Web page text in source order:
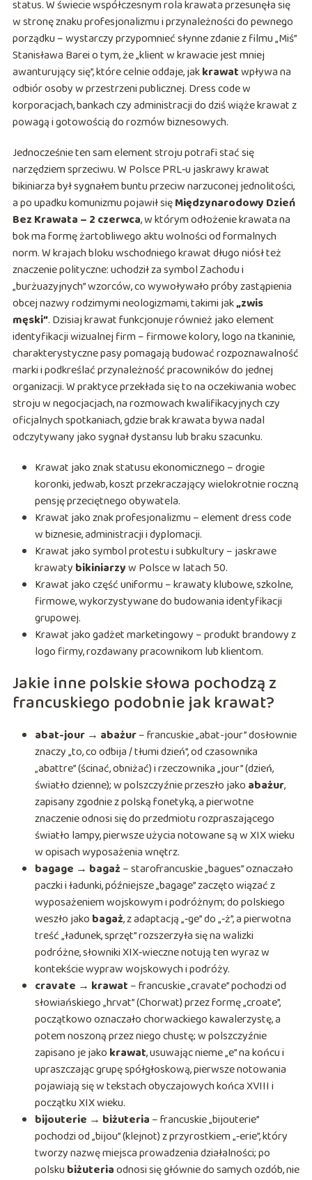
status. W świecie współczesnym rola krawata przesunęła się
w stronę znaku profesjonalizmu i przynależności do pewnego
porządku – wystarczy przypomnieć słynne zdanie z filmu „Miś”
Stanisława Barei o tym, że „klient w krawacie jest mniej
awanturujący się”, które celnie oddaje, jakkrawatwpływa na
odbiór osoby w przestrzeni publicznej. Dress code w
korporacjach, bankach czy administracji do dziś wiąże krawat z
powagą i gotowością do rozmów biznesowych.
Jednocześnie ten sam element stroju potrafi stać się
narzędziem sprzeciwu. W Polsce PRL‑u jaskrawy krawat
bikiniarza był sygnałem buntu przeciw narzuconej jednolitości,
a po upadku komunizmu pojawił sięMiędzynarodowy Dzień
Bez Krawata – 2 czerwca, w którym odłożenie krawata na
bok ma formę żartobliwego aktu wolności od formalnych
norm. W krajach bloku wschodniego krawat długo niósł też
znaczenie polityczne: uchodził za symbol Zachodu i
„burżuazyjnych” wzorców, co wywoływało próby zastąpienia
obcej nazwy rodzimymi neologizmami, takimi jak„zwis
męski”. Dzisiaj krawat funkcjonuje również jako element
identyfikacji wizualnej firm – firmowe kolory, logo na tkaninie,
charakterystyczne pasy pomagają budować rozpoznawalność
marki i podkreślać przynależność pracowników do jednej
organizacji. W praktyce przekłada się to na oczekiwania wobec
stroju w negocjacjach, na rozmowach kwalifikacyjnych czy
oficjalnych spotkaniach, gdzie brak krawata bywa nadal
odczytywany jako sygnał dystansu lub braku szacunku.
Krawat jako znak statusu ekonomicznego – drogie
koronki, jedwab, koszt przekraczający wielokrotnie roczną
pensję przeciętnego obywatela.
Krawat jako znak profesjonalizmu – element dress code
w biznesie, administracji i dyplomacji.
Krawat jako symbol protestu i subkultury – jaskrawe
krawaty bikiniarzyw Polsce w latach 50.
Krawat jako część uniformu – krawaty klubowe, szkolne,
firmowe, wykorzystywane do budowania identyfikacji
grupowej.
Krawat jako gadżet marketingowy – produkt brandowy z
logo firmy, rozdawany pracownikom lub klientom.
Jakie inne polskie słowa pochodzą z
francuskiego podobnie jak krawat?
abat-jour → abażur– francuskie „abat-jour” dosłownie
znaczy „to, co odbija / tłumi dzień”, od czasownika
„abattre” (ścinać, obniżać) i rzeczownika „jour” (dzień,
światło dzienne); w polszczyźnie przeszło jako abażur,
zapisany zgodnie z polską fonetyką, a pierwotne
znaczenie odnosi się do przedmiotu rozpraszającego
światło lampy, pierwsze użycia notowane są w XIX wieku
w opisach wyposażenia wnętrz.
bagage → bagaż – starofrancuskie „bagues” oznaczało
paczki i ładunki, późniejsze „bagage” zaczęto wiązać z
wyposażeniem wojskowym i podróżnym; do polskiego
weszło jako bagaż, z adaptacją „‑ge” do „‑ż”, a pierwotna
treść „ładunek, sprzęt” rozszerzyła się na walizki
podróżne, słowniki XIX‑wieczne notują ten wyraz w
kontekście wypraw wojskowych i podróży.
cravate → krawat – francuskie „cravate” pochodzi od
słowiańskiego „hrvat” (Chorwat) przez formę „croate”,
początkowo oznaczało chorwackiego kawalerzystę, a
potem noszoną przez niego chustę; w polszczyźnie
zapisano je jako krawat, usuwając nieme „e” na końcu i
upraszczając grupę spółgłoskową, pierwsze notowania
pojawiają się w tekstach obyczajowych końca XVIII i
początku XIX wieku.
bijouterie → biżuteria – francuskie „bijouterie”
pochodzi od „bijou” (klejnot) z przyrostkiem „‑erie”, który
tworzy nazwę miejsca prowadzenia działalności; po
polskubiżuteriaodnosi się głównie do samych ozdób, nie